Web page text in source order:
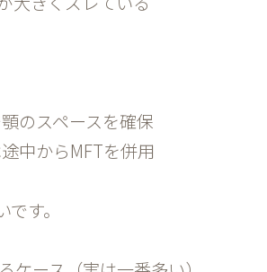
のスペースを確保
中からMFTを併用
す。